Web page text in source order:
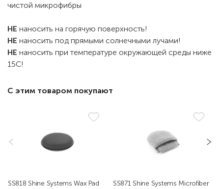
чистой микрофибры
НЕ наносить на горячую поверхность!
НЕ наносить под прямыми солнечными лучами!
НЕ наносить при температуре окружающей среды ниже
15C!
С этим товаром покупают
SS818 Shine Systems Wax Pad
SS871 Shine Systems Microfiber